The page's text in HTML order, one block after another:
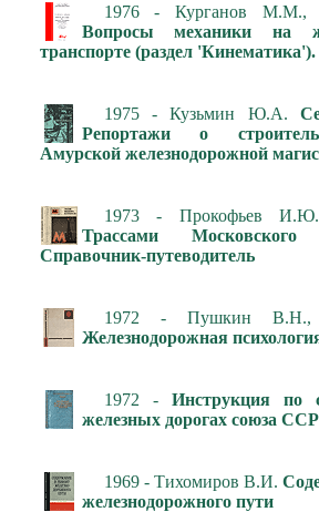
1976 - Курганов М.М.,
Вопросы механики на
транспорте (раздел
1975 - Кузьмин Ю.А.
Репортажи о
Амурской железнодорожной
1973 - Прокофьев
Трассами Московского
Справочник-путеводитель
1972 - Пушкин В.Н.,
Железнодорожная
1972 - Инструкция по
железных дорогах союза ССР
1969 - Тихомиров В.И.
железнодорожного пути